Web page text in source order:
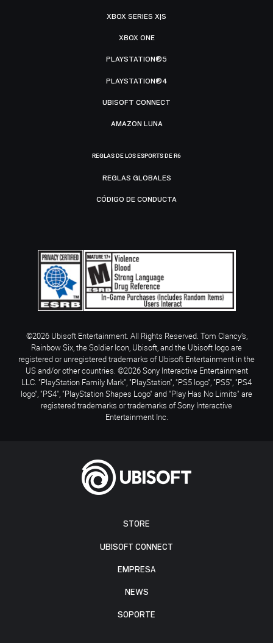
STORE
UBISOFT CONNECT
EMPRESA
NEWS
SOPORTE
XBOX SERIES X|S
XBOX ONE
PLAYSTATION®5
PLAYSTATION®4
UBISOFT CONNECT
AMAZON LUNA
REGLAS DE LOS ESPORTS DE R6
REGLAS GLOBALES
CÓDIGO DE CONDUCTA
©2026 Ubisoft Entertainment. All Rights Reserved. Tom Clancy’s,
Rainbow Six, the Soldier Icon, Ubisoft, and the Ubisoft logo are
registered or unregistered trademarks of Ubisoft Entertainment in the
US and/or other countries. ©2026 Sony Interactive Entertainment
LLC. "PlayStation Family Mark", "PlayStation", "PS5 logo", "PS5", "PS4
logo", "PS4", "PlayStation Shapes Logo" and "Play Has No Limits" are
registered trademarks or trademarks of Sony Interactive
Entertainment Inc.